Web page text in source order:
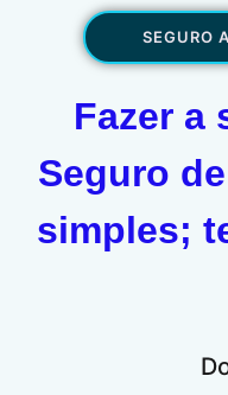
SEGURO
Fazer a
Seguro
simples;